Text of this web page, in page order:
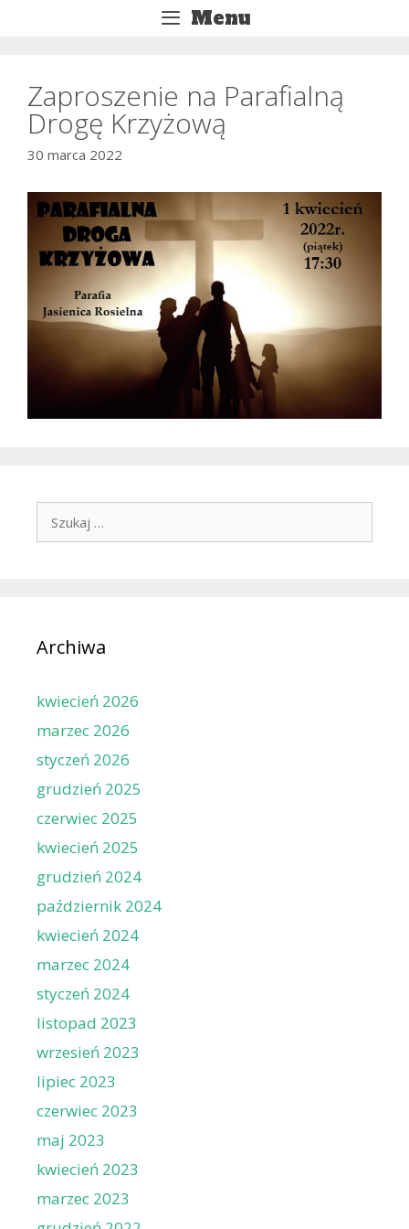
Menu
Zaproszenie na Parafialną
Drogę Krzyżową
30 marca 2022
Szukaj:
Archiwa
kwiecień 2026
marzec 2026
styczeń 2026
grudzień 2025
czerwiec 2025
kwiecień 2025
grudzień 2024
październik 2024
kwiecień 2024
marzec 2024
styczeń 2024
listopad 2023
wrzesień 2023
lipiec 2023
czerwiec 2023
maj 2023
kwiecień 2023
marzec 2023